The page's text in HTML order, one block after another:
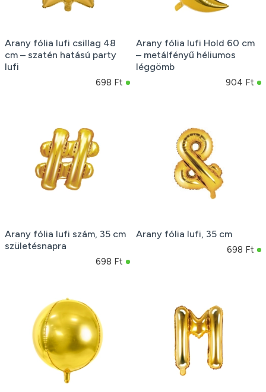
Arany fólia lufi csillag 48
cm – szatén hatású party
lufi
698 Ft
Arany fólia lufi Hold 60 cm
– metálfényű héliumos
léggömb
904 Ft
Arany fólia lufi szám, 35 cm
születésnapra
698 Ft
Arany fólia lufi, 35 cm
698 Ft